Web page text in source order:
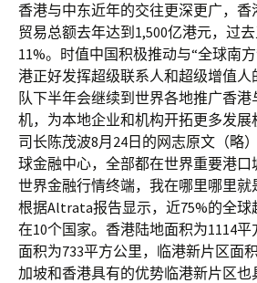
香港与中东近年的交往更深更广，
贸易总额去年达到1,500亿港元，过
11%。时值中国积极推动与“全球南
港正好发挥超级联系人和超级增值人
队下半年会继续到世界各地推广香
机，为本地企业和机构开拓更多发展
司长陈茂波8月24日的网志原文（略
球金融中心，全部都在世界重要港口
世界金融行情终端，我在哪里哪里就
根据Altrata报告显示，近75%的全球
在10个国家。香港陆地面积为1114
面积为733平方公里，临港新片区面
加坡和香港具有的优势临港新片区也